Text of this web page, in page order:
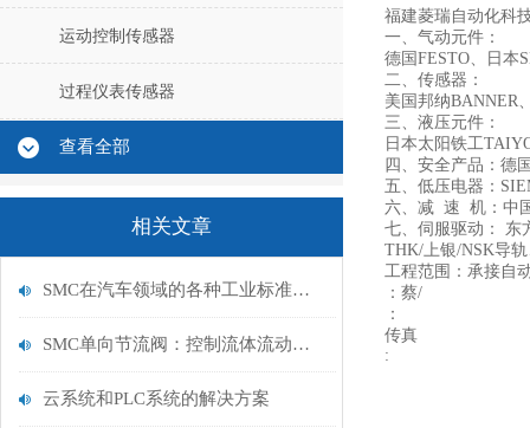
运动控制传感器
过程仪表传感器
查看全部
相关文章
SMC在汽车领域的各种工业标准产品及战略项目
SMC单向节流阀：控制流体流动的关键元件
云系统和PLC系统的解决方案
福建菱瑞自动化科
一、气动元件：
德国FESTO、日本
二、传感器：
美国邦纳BANNER
三、液压元件：
日本太阳铁工
四、安全产品：德
五、低压电器：
六、减 速 机：中
七、伺服驱动： 东
THK/上银/NSK导
工程范围：承接自
：蔡/
：
传真
: